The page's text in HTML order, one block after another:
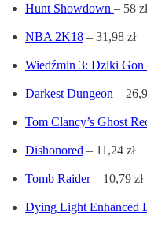
Hunt Showdown – 58 zł
NBA 2K18 – 31,98 zł
Wiedźmin 3: Dziki
Darkest Dungeon –
Tom Clancy’s Ghost
Dishonored – 11,24 zł
Tomb Raider– 10,79 zł
Dying Light Enhanced